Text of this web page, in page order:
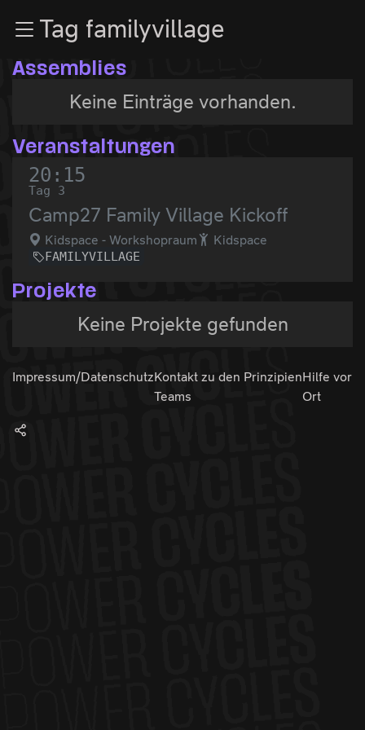
Zum InhaltTag familyvillage
Assemblies
Keine Einträge vorhanden.
Veranstaltungen
20:15
Tag 3
Camp27 Family Village Kickoff
Kidspace - Workshopraum Kidspace
FAMILYVILLAGE
Projekte
Keine Projekte gefunden
Impressum/DatenschutzKontakt zu den
Teams
PrinzipienHilfe vor
Ort